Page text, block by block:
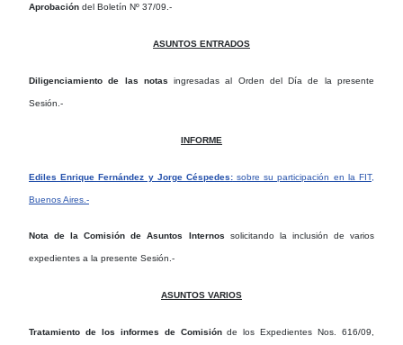
Aprobación del Boletín Nº 37/09.-
ASUNTOS ENTRADOS
Diligenciamiento de las notas ingresadas al Orden del Día de la presente
Sesión.-
INFORME
Ediles Enrique Fernández y Jorge Céspedes:sobre su participación en la FIT,
Buenos Aires.-
Nota de la Comisión de Asuntos Internos solicitando la inclusión de varios
expedientes a la presente Sesión.-
ASUNTOS VARIOS
Tratamiento de los informes de Comisiónde los Expedientes Nos. 616/09,